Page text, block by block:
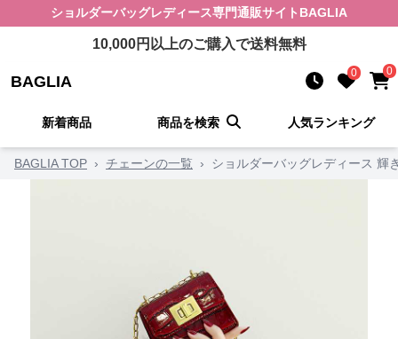
ショルダーバッグレディース専門通販サイト BAGLIA
10,000円以上のご購入で送料無料
BAGLIA 0 0
新着商品 商品を検索 人気ランキング
BAGLIA TOP › チェーンの一覧 › ショルダーバッグレディース 輝